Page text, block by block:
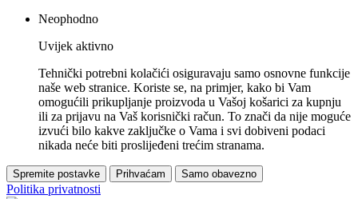
Neophodno
Uvijek aktivno
Tehnički potrebni kolačići osiguravaju samo osnovne funkcije
naše web stranice. Koriste se, na primjer, kako bi Vam
omogućili prikupljanje proizvoda u Vašoj košarici za kupnju
ili za prijavu na Vaš korisnički račun. To znači da nije moguće
izvući bilo kakve zaključke o Vama i svi dobiveni podaci
nikada neće biti proslijeđeni trećim stranama.
Spremite postavke Prihvaćam Samo obavezno
Politika privatnosti